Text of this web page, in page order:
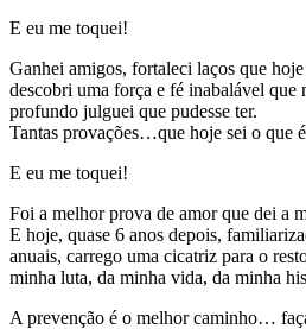
E eu me toquei!
Ganhei amigos, fortaleci laços que
descobri uma força e fé inabalável que
profundo julguei que pudesse ter.
Tantas provações…que hoje sei o que
E eu me toquei!
Foi a melhor prova de amor que dei a
E hoje, quase 6 anos depois,
anuais, carrego uma cicatriz para o
minha luta, da minha vida, da minha
A prevenção é o melhor caminho…